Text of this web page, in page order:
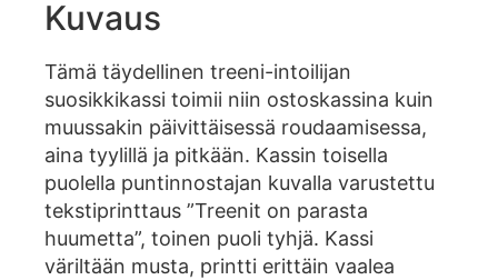
Kuvaus
Tämä täydellinen treeni-intoilijan
suosikkikassi toimii niin ostoskassina kuin
muussakin päivittäisessä roudaamisessa,
aina tyylillä ja pitkään. Kassin toisella
puolella puntinnostajan kuvalla varustettu
tekstiprinttaus ”Treenit on parasta
huumetta”, toinen puoli tyhjä. Kassi
väriltään musta, printti erittäin vaalea